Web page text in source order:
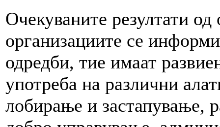
Очекуваните резултати
организациите се
одредби, тие имаат
употреба на различни
лобирање и застапување,